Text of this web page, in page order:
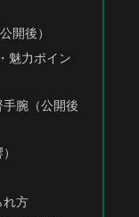
開後）
魅力ポイン
腕（公開後
れ方